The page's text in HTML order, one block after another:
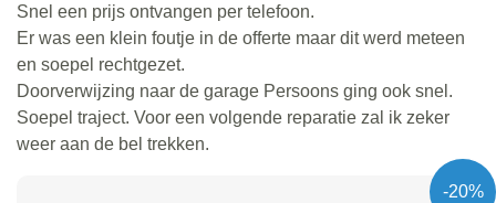
Snel een prijs ontvangen per telefoon.
Er was een klein foutje in de offerte maar dit werd meteen
en soepel rechtgezet.
Doorverwijzing naar de garage Persoons ging ook snel.
Soepel traject. Voor een volgende reparatie zal ik zeker
weer aan de bel trekken.
-20%